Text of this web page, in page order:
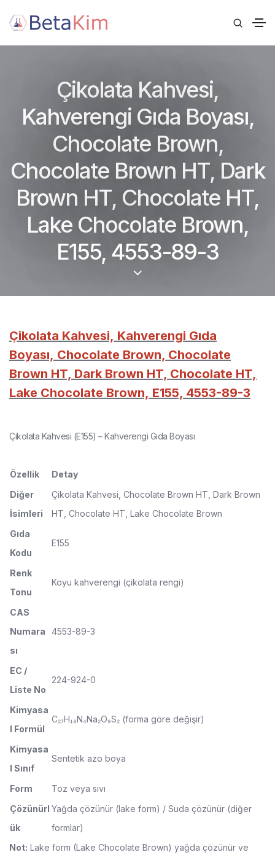
Çikolata Kahvesi,
Kahverengi Gıda Boyası,
Chocolate Brown,
Chocolate Brown HT, Dark
Brown HT, Chocolate HT,
Lake Chocolate Brown,
E155, 4553-89-3
Çikolata Kahvesi, Kahverengi Gıda
Boyası, Chocolate Brown, Chocolate
Brown HT, Dark Brown HT, Chocolate HT,
Lake Chocolate Brown, E155, 4553-89-3
Çikolata Kahvesi (E155) – Kahverengi Gıda Boyası
Özellik
Detay
Diğer
İsimleri
Çikolata Kahvesi, Chocolate Brown HT, Dark Brown
HT, Chocolate HT, Lake Chocolate Brown
Gıda
Kodu
E155
Renk
Tonu
Koyu kahverengi (çikolata rengi)
CAS
Numara
sı
4553-89-3
EC /
Liste No
224-924-0
Kimyasa
l Formül
C₂₇H₁₈N₄Na₂O₉S₂ (forma göre değişir)
Kimyasa
l Sınıf
Sentetik azo boya
Form
Toz veya sıvı
Çözünürl
ük
Yağda çözünür (lake form) / Suda çözünür (diğer
formlar)
Not: Lake form (Lake Chocolate Brown) yağda çözünür ve